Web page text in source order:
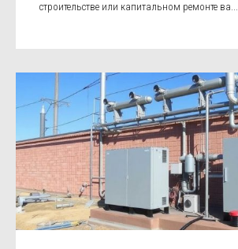
строительстве или капитальном ремонте ва...